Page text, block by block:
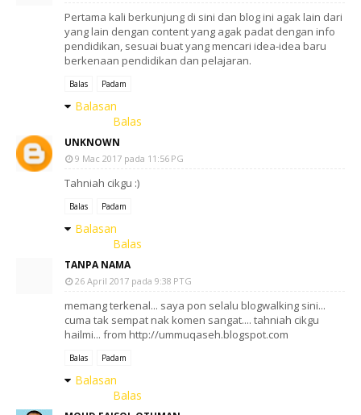
Pertama kali berkunjung di sini dan blog ini agak lain dari
yang lain dengan content yang agak padat dengan info
pendidikan, sesuai buat yang mencari idea-idea baru
berkenaan pendidikan dan pelajaran.
Balas Padam
Balasan
Balas
UNKNOWN
9 Mac 2017 pada 11:56 PG
Tahniah cikgu :)
Balas Padam
Balasan
Balas
TANPA NAMA
26 April 2017 pada 9:38 PTG
memang terkenal... saya pon selalu blogwalking sini...
cuma tak sempat nak komen sangat.... tahniah cikgu
hailmi... from http://ummuqaseh.blogspot.com
Balas Padam
Balasan
Balas